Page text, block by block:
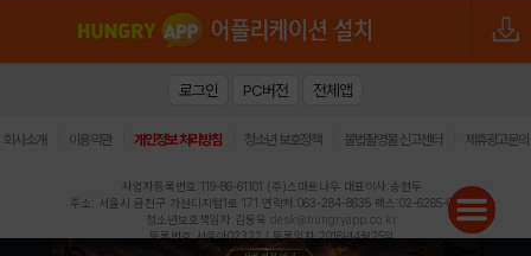
로그인 PC버전 전체앱
회사소개 이용약관 개인정보 처리방침 청소년 보호정책 불법촬영물 신고센터 제휴광고문의
사업자등록번호:119-86-61101 (주)스마트나우 대표이사:송현두
주소: 서울시 금천구 가산디지털1로 171 연락처:063-284-8635 팩스:02-6265-0377
청소년보호책임자:김동욱 desk@hungryapp.co.kr
등록번호:서울아02322 | 등록일자:2016년4월25일
발행인:(주)스마트나우 송현두 | 편집인:김동욱